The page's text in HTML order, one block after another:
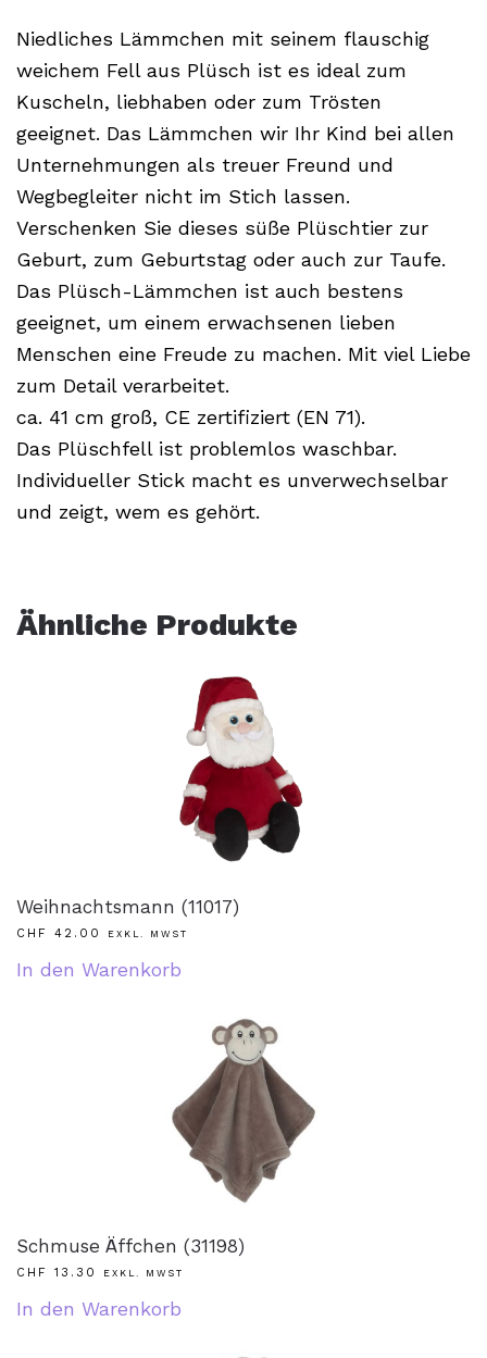
Niedliches Lämmchen mit seinem flauschig
weichem Fell aus Plüsch ist es ideal zum
Kuscheln, liebhaben oder zum Trösten
geeignet. Das Lämmchen wir Ihr Kind bei allen
Unternehmungen als treuer Freund und
Wegbegleiter nicht im Stich lassen.
Verschenken Sie dieses süße Plüschtier zur
Geburt, zum Geburtstag oder auch zur Taufe.
Das Plüsch-Lämmchen ist auch bestens
geeignet, um einem erwachsenen lieben
Menschen eine Freude zu machen. Mit viel Liebe
zum Detail verarbeitet.
ca. 41 cm groß, CE zertifiziert (EN 71).
Das Plüschfell ist problemlos waschbar.
Individueller Stick macht es unverwechselbar
und zeigt, wem es gehört.
Ähnliche Produkte
Weihnachtsmann (11017)
CHF 42.00 EXKL. MWST
In den Warenkorb
Schmuse Äffchen (31198)
CHF 13.30 EXKL. MWST
In den Warenkorb